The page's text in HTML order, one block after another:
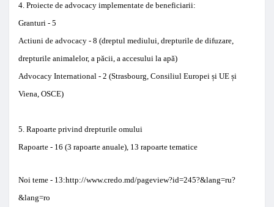
4. Proiecte de advocacy implementate de beneficiarii:
Granturi - 5
Actiuni de advocacy - 8 (dreptul mediului, drepturile de difuzare,
drepturile animalelor, a păcii, a accesului la apă)
Advocacy International - 2 (Strasbourg, Consiliul Europei și UE și
Viena, OSCE)
5. Rapoarte privind drepturile omului
Rapoarte - 16 (3 rapoarte anuale), 13 rapoarte tematice
Noi teme - 13:http://www.credo.md/pageview?id=245?&lang=ru?
&lang=ro